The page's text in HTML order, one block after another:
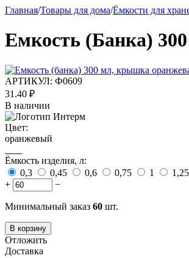
Главная/Товары для дома/Ёмкости для
Емкость (Банка)
АРТИКУЛ: Ф0609
31.40 ₽
В наличии
Цвет:
оранжевый
Ёмкость изделия, л:
0,3
0,45 0,6 0,75 1
1,25
+
−
Минимальный заказ 60 шт.
В корзину
Отложить
Доставка